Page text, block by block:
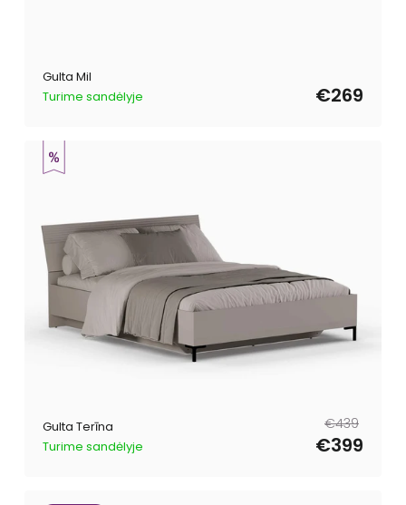
Gulta Mil
Turime sandėlyje
€269
Gulta Terīna
Turime sandėlyje
Parastā€439
Pārdošanas
€399